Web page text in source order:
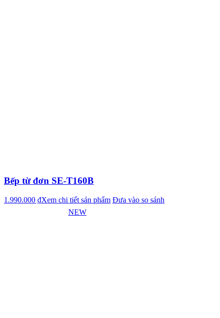
Bếp từ đơn SE-T160B
1.990.000 ₫Xem chi tiết sản phẩm Đưa vào so sánh
NEW